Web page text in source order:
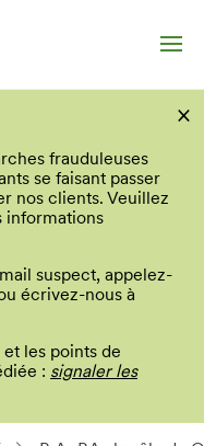
frauduleuses
se faisant passer
nos clients. Veuillez
informations
suspect, appelez-
écrivez-nous à
les points de
: signaler les
×